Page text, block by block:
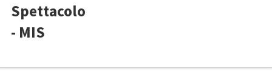
Spettacolo
- MIS